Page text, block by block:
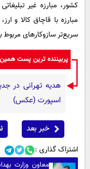
کشور، مبارزه غیر
مبارزه با قاچاق کالا و
سریع‌تر سازوکارهای مربوط
پربیننده ترین پست
هدیه تهرانی در
اسپورت (عکس)
خبر بعد
اشتراک گذاری :
معاون وزارت